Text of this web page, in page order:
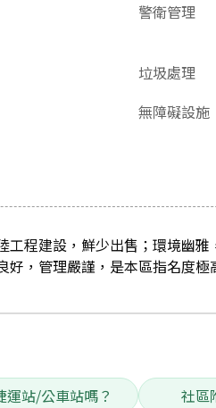
警衛管理
垃圾處理
無障礙設施
程建設，鮮少出售；環境幽
好，管理嚴謹，是本區指名度
運站/公車站嗎？ 社區